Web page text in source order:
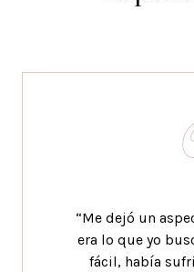
“Me dejó un
era lo que yo
fácil, había